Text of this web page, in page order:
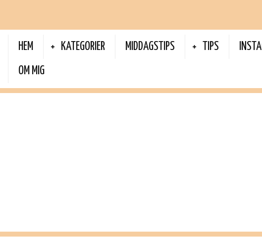
HEM KATEGORIER MIDDAGSTIPS TIPS
OM MIG